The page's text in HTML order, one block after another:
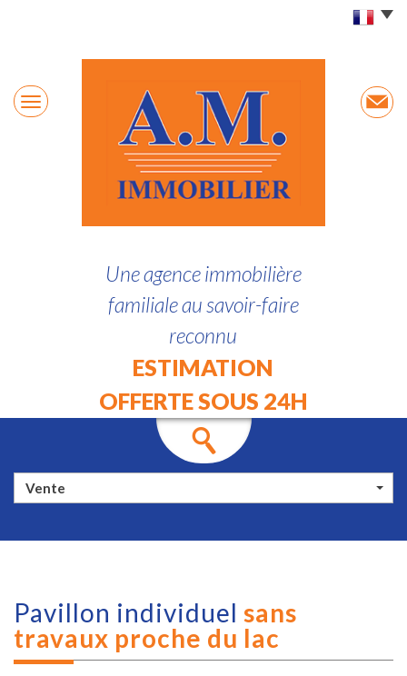
Une agence immobilière
familiale au savoir-faire
reconnu
ESTIMATION
OFFERTE SOUS 24H
Vente
pavillon individuel sans
travaux proche du lac